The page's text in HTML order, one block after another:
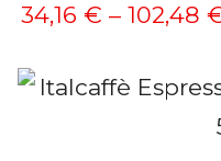
34,16 € – 102,48